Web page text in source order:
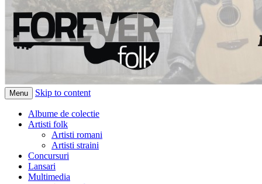
ForeverFolk
Muzica sufletului tau
Menu Skip to content
Albume de colectie
Artisti folk
Artisti romani
Artisti straini
Concursuri
Lansari
Multimedia